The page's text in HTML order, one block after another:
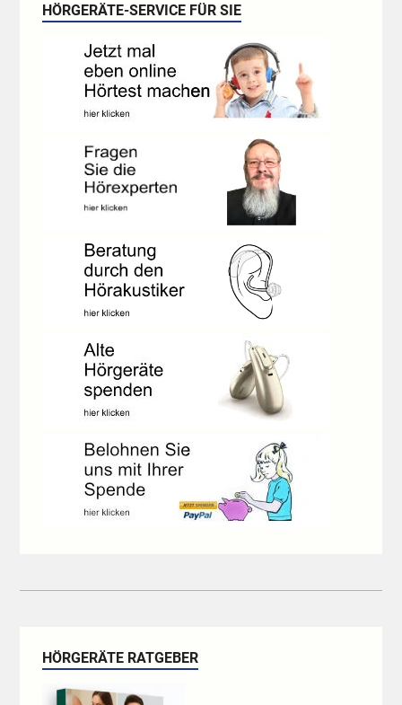
HÖRGERÄTE-SERVICE FÜR SIE
HÖRGERÄTE RATGEBER